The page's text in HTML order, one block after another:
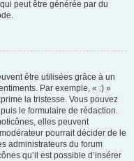
peut être générée par du
être utilisées grâce à un
Par exemple, « :) »
la tristesse. Vous pouvez
le formulaire de rédaction.
elles peuvent
pourrait décider de le
administrateurs du forum
qu’il est possible d’insérer